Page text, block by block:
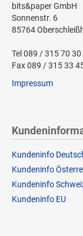
bits&paper GmbH
Sonnenstr. 6
85764
Tel 089 / 315 70 30
Fax 089 / 315 33
Impressum
Kundeninfo
Kundeninfo
Kundeninfo
Kundeninfo EU